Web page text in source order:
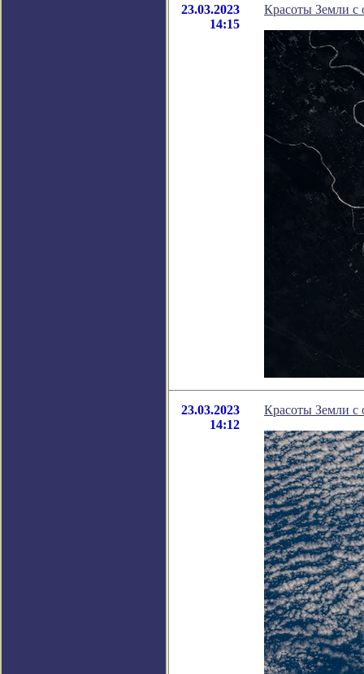
23.03.2023
14:15
Красоты Земли с
23.03.2023
14:12
Красоты Земли с